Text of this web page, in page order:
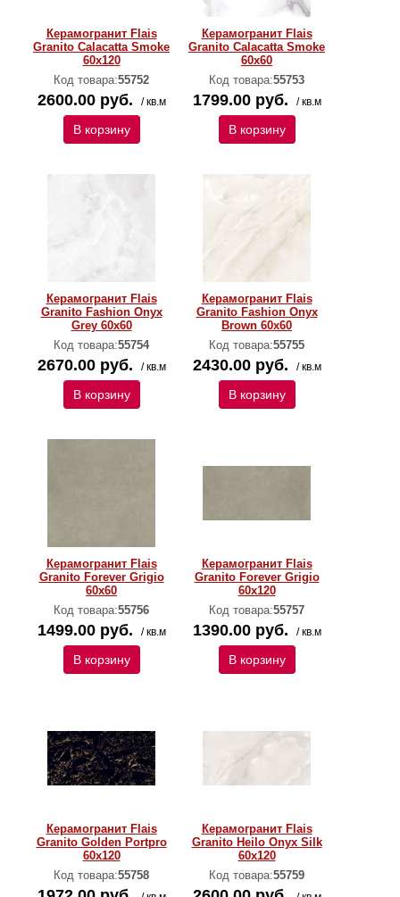
Керамогранит Flais
Granito Calacatta Smoke
60х120
Код товара:55752
2600.00 руб. / кв.м
В корзину
Керамогранит Flais
Granito Calacatta Smoke
60х60
Код товара:55753
1799.00 руб. / кв.м
В корзину
Керамогранит Flais
Granito Fashion Onyx
Grey 60х60
Код товара:55754
2670.00 руб. / кв.м
В корзину
Керамогранит Flais
Granito Fashion Onyx
Brown 60х60
Код товара:55755
2430.00 руб. / кв.м
В корзину
Керамогранит Flais
Granito Forever Grigio
60х60
Код товара:55756
1499.00 руб. / кв.м
В корзину
Керамогранит Flais
Granito Forever Grigio
60х120
Код товара:55757
1390.00 руб. / кв.м
В корзину
Керамогранит Flais
Granito Golden Portpro
60х120
Код товара:55758
Керамогранит Flais
Granito Heilo Onyx Silk
60х120
Код товара:55759